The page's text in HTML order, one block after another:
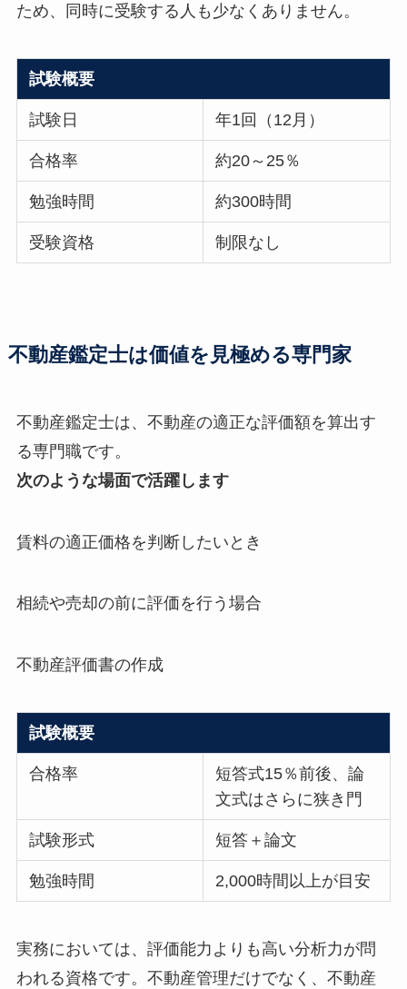
ため、同時に受験する人も少なくありません。
試験概要
試験日 年1回（12月）
合格率 約20～25％
勉強時間 約300時間
受験資格 制限なし
不動産鑑定士は価値を見極める専門家
不動産鑑定士は、不動産の適正な評価額を算出す
る専門職です。
次のような場面で活躍します
賃料の適正価格を判断したいとき
相続や売却の前に評価を行う場合
不動産評価書の作成
試験概要
合格率
短答式15％前後、論
文式はさらに狭き門
試験形式 短答＋論文
勉強時間 2,000時間以上が目安
実務においては、評価能力よりも高い分析力が問
われる資格です。不動産管理だけでなく、不動産